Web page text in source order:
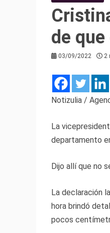
de
03/09/2022 2
Notizulia /
La
departamento
Dijo allí que no
La declaración
hora brindó
pocos